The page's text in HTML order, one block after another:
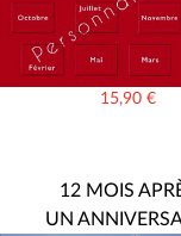
15,90€
12 MOIS
UN